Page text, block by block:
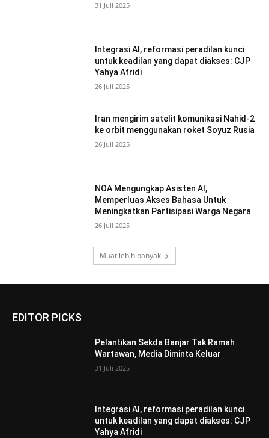
31 Juli 2025
Integrasi AI, reformasi peradilan kunci
untuk keadilan yang dapat diakses: CJP
Yahya Afridi
26 Juli 2025
Iran mengirim satelit komunikasi Nahid-2
ke orbit menggunakan roket Soyuz Rusia
26 Juli 2025
NOA Mengungkap Asisten AI,
Memperluas Akses Bahasa Untuk
Meningkatkan Partisipasi Warga Negara
26 Juli 2025
Muat lebih banyak
EDITOR PICKS
Pelantikan Sekda Banjar Tak Ramah
Wartawan, Media Diminta Keluar
31 Juli 2025
Integrasi AI, reformasi peradilan kunci
untuk keadilan yang dapat diakses: CJP
Yahya Afridi